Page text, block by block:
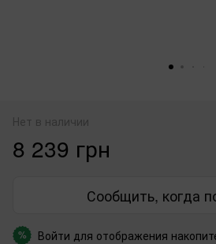
Нет в наличии
8 239 грн
Сообщить, когда
% Войти для отображения